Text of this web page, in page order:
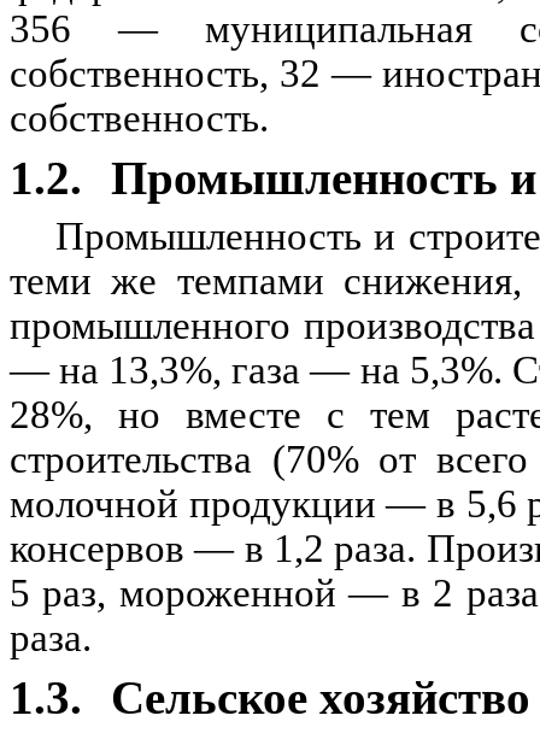
356 — муниципальная
собственность, 32 —
собственность.
1.2. Промышленность и
Промышленность и
теми же темпами
промышленного
— на 13,3%, газа — на 5,3%.
28%, но вместе с тем
строительства (70% от
молочной продукции — в 5,6
консервов — в 1,2 раза.
5 раз, мороженной — в 2
раза.
1.3. Сельское хозяйство